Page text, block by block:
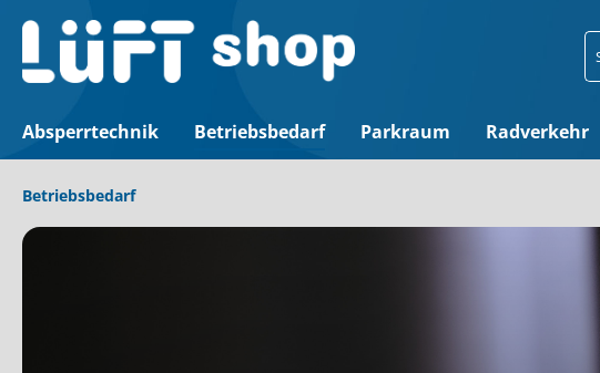
Absperrtechnik Betriebsbedarf Parkraum Radverkehr
Betriebsbedarf